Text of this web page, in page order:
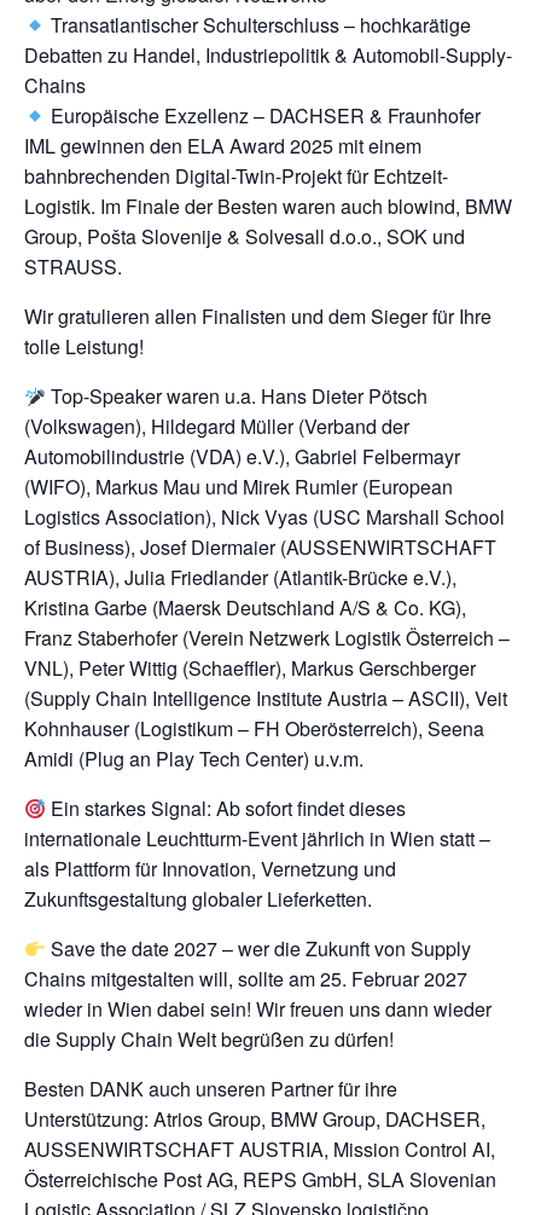
Transatlantischer Schulterschluss – hochkarätige
Debatten zu Handel, Industriepolitik & Automobil-Supply-
Chains
Europäische Exzellenz – DACHSER & Fraunhofer
IML gewinnen den ELA Award 2025 mit einem
bahnbrechenden Digital-Twin-Projekt für Echtzeit-
Logistik. Im Finale der Besten waren auch blowind, BMW
Group, Pošta Slovenije & Solvesall d.o.o., SOK und
STRAUSS.
Wir gratulieren allen Finalisten und dem Sieger für Ihre
tolle Leistung!
Top-Speaker waren u.a. Hans Dieter Pötsch
(Volkswagen), Hildegard Müller (Verband der
Automobilindustrie (VDA) e.V.), Gabriel Felbermayr
(WIFO), Markus Mau und Mirek Rumler (European
Logistics Association), Nick Vyas (USC Marshall School
of Business), Josef Diermaier (AUSSENWIRTSCHAFT
AUSTRIA), Julia Friedlander (Atlantik-Brücke e.V.),
Kristina Garbe (Maersk Deutschland A/S & Co. KG),
Franz Staberhofer (Verein Netzwerk Logistik Österreich –
VNL), Peter Wittig (Schaeffler), Markus Gerschberger
(Supply Chain Intelligence Institute Austria – ASCII), Veit
Kohnhauser (Logistikum – FH Oberösterreich), Seena
Amidi (Plug an Play Tech Center) u.v.m.
Ein starkes Signal: Ab sofort findet dieses
internationale Leuchtturm-Event jährlich in Wien statt –
als Plattform für Innovation, Vernetzung und
Zukunftsgestaltung globaler Lieferketten.
Save the date 2027 – wer die Zukunft von Supply
Chains mitgestalten will, sollte am 25. Februar 2027
wieder in Wien dabei sein! Wir freuen uns dann wieder
die Supply Chain Welt begrüßen zu dürfen!
Besten DANK auch unseren Partner für ihre
Unterstützung: Atrios Group, BMW Group, DACHSER,
AUSSENWIRTSCHAFT AUSTRIA, Mission Control AI,
Österreichische Post AG, REPS GmbH, SLA Slovenian